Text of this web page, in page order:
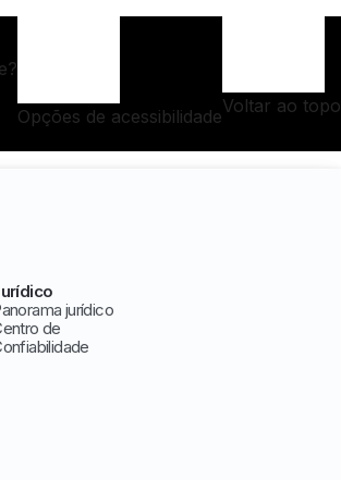
Opções de acessibilidadeVoltar ao topo
jurídico
de